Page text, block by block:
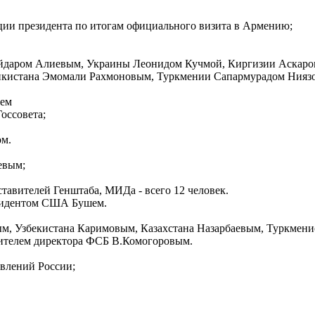
президента по итогам официального визита в Армению;
Алиевым, Украины Леонидом Кучмой, Киргизии
Эмомали Рахмоновым, Туркмении Сапармурадом
Генштаба, МИДа - всего 12 человек.
США Бушем.
Каримовым, Казахстана Назарбаевым,
директора ФСБ В.Комогоровым.
России;